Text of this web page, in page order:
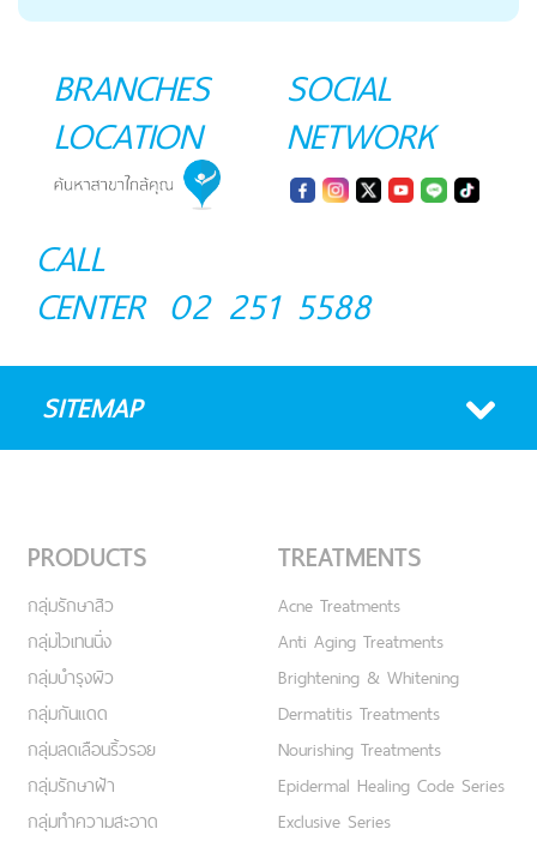
BRANCHES
LOCATION
SOCIAL
NETWORK
CALL
CENTER 02 251 5588
SITEMAP
PRODUCTS
กลุ่มรักษาสิว
กลุ่มไวเทนนิ่ง
กลุ่มบำรุงผิว
กลุ่มกันแดด
กลุ่มลดเลือนริ้วรอย
กลุ่มรักษาฝ้า
กลุ่มทำความสะอาด
TREATMENTS
Acne Treatments
Anti Aging Treatments
Brightening & Whitening
Dermatitis Treatments
Nourishing Treatments
Epidermal Healing Code Series
Exclusive Series